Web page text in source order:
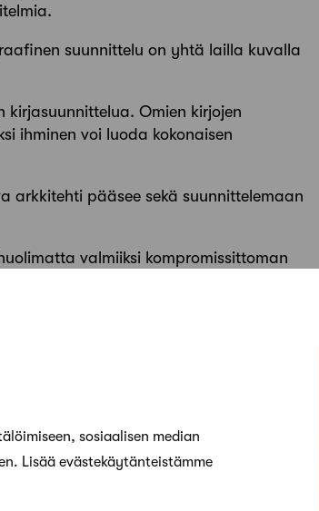
sosiaalisen median
Lisää evästekäytänteistämme
suunnittelu on yhtä lailla kuvalla
kirjasuunnittelua. Omien kirjojen
ihminen voi luoda kokonaisen
arkkitehti pääsee sekä suunnittelemaan
valmiiksi kompromissittoman